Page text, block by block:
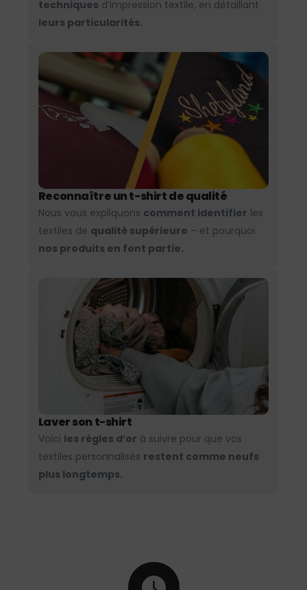
techniques d’impression textile, en détaillant
leurs particularités.
Reconnaître un t-shirt de qualité
Nous vous expliquons comment identifier les
textiles de qualité supérieure – et pourquoi
nos produits en font partie.
Laver son t-shirt
Voici les règles d’or à suivre pour que vos
textiles personnalisés restent comme neufs
plus longtemps.